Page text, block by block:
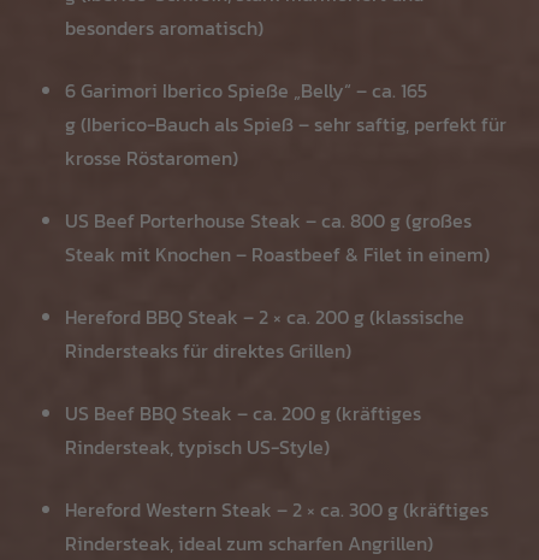
besonders aromatisch)
6 Garimori Iberico Spieße „Belly“ – ca. 165
g (Iberico-Bauch als Spieß – sehr saftig, perfekt für
krosse Röstaromen)
US Beef Porterhouse Steak – ca. 800 g (großes
Steak mit Knochen – Roastbeef & Filet in einem)
Hereford BBQ Steak – 2 × ca. 200 g (klassische
Rindersteaks für direktes Grillen)
US Beef BBQ Steak – ca. 200 g (kräftiges
Rindersteak, typisch US-Style)
Hereford Western Steak – 2 × ca. 300 g (kräftiges
Rindersteak, ideal zum scharfen Angrillen)